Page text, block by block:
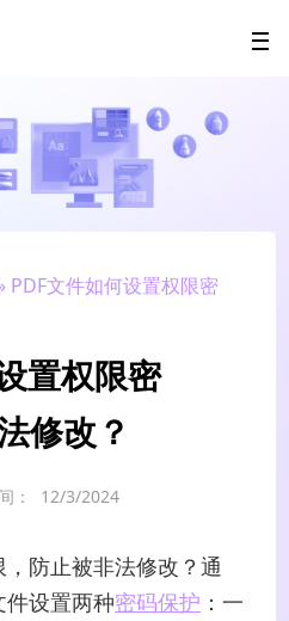
PDF文件如何设置权限密
置权限密
修改？
： 12/3/2024
防止被非法修改？通
件设置两种密码保护 ：一